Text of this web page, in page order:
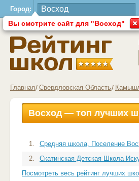
Город:
Вы смотрите сайт для "Восход"
Главная Свердловская Область
Восход — топ лучших
1.
Средняя школа, Поселение
2.
Скатинская Детская Школа
Посмотреть весь рейтинг лучших